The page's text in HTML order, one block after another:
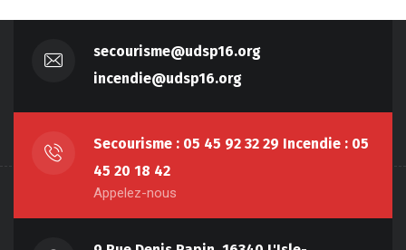
secourisme@udsp16.org
incendie@udsp16.org
Secourisme : 05 45 92 32 29 Incendie : 05
45 20 18 42
Appelez-nous